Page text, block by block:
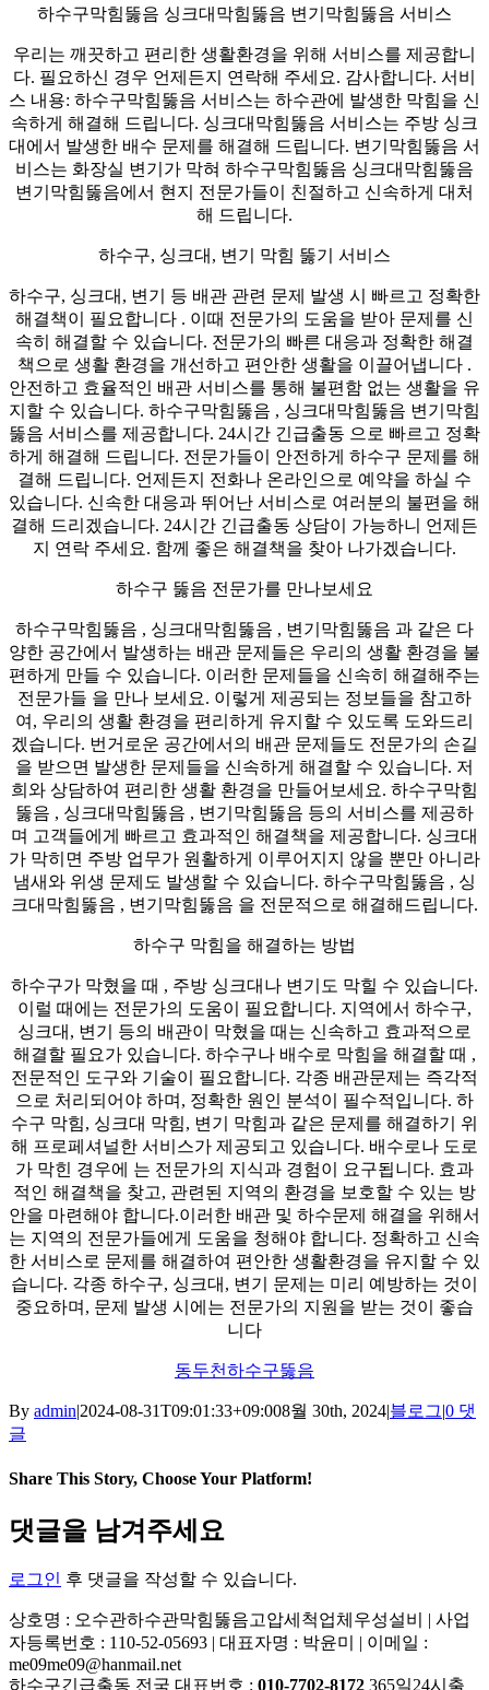
하수구막힘뚫음 싱크대막힘뚫음 변기막힘뚫음 서비스
우리는 깨끗하고 편리한 생활환경을 위해 서비스를 제공합니
다. 필요하신 경우 언제든지 연락해 주세요. 감사합니다. 서비
스 내용: 하수구막힘뚫음 서비스는 하수관에 발생한 막힘을 신
속하게 해결해 드립니다. 싱크대막힘뚫음 서비스는 주방 싱크
대에서 발생한 배수 문제를 해결해 드립니다. 변기막힘뚫음 서
비스는 화장실 변기가 막혀 하수구막힘뚫음 싱크대막힘뚫음
변기막힘뚫음에서 현지 전문가들이 친절하고 신속하게 대처
해 드립니다.
하수구, 싱크대, 변기 막힘 뚫기 서비스
하수구, 싱크대, 변기 등 배관 관련 문제 발생 시 빠르고 정확한
해결책이 필요합니다 . 이때 전문가의 도움을 받아 문제를 신
속히 해결할 수 있습니다. 전문가의 빠른 대응과 정확한 해결
책으로 생활 환경을 개선하고 편안한 생활을 이끌어냅니다 .
안전하고 효율적인 배관 서비스를 통해 불편함 없는 생활을 유
지할 수 있습니다. 하수구막힘뚫음 , 싱크대막힘뚫음 변기막힘
뚫음 서비스를 제공합니다. 24시간 긴급출동 으로 빠르고 정확
하게 해결해 드립니다. 전문가들이 안전하게 하수구 문제를 해
결해 드립니다. 언제든지 전화나 온라인으로 예약을 하실 수
있습니다. 신속한 대응과 뛰어난 서비스로 여러분의 불편을 해
결해 드리겠습니다. 24시간 긴급출동 상담이 가능하니 언제든
지 연락 주세요. 함께 좋은 해결책을 찾아 나가겠습니다.
하수구 뚫음 전문가를 만나보세요
하수구막힘뚫음 , 싱크대막힘뚫음 , 변기막힘뚫음 과 같은 다
양한 공간에서 발생하는 배관 문제들은 우리의 생활 환경을 불
편하게 만들 수 있습니다. 이러한 문제들을 신속히 해결해주는
전문가들 을 만나 보세요. 이렇게 제공되는 정보들을 참고하
여, 우리의 생활 환경을 편리하게 유지할 수 있도록 도와드리
겠습니다. 번거로운 공간에서의 배관 문제들도 전문가의 손길
을 받으면 발생한 문제들을 신속하게 해결할 수 있습니다. 저
희와 상담하여 편리한 생활 환경을 만들어보세요. 하수구막힘
뚫음 , 싱크대막힘뚫음 , 변기막힘뚫음 등의 서비스를 제공하
며 고객들에게 빠르고 효과적인 해결책을 제공합니다. 싱크대
가 막히면 주방 업무가 원활하게 이루어지지 않을 뿐만 아니라
냄새와 위생 문제도 발생할 수 있습니다. 하수구막힘뚫음 , 싱
크대막힘뚫음 , 변기막힘뚫음 을 전문적으로 해결해드립니다.
하수구 막힘을 해결하는 방법
하수구가 막혔을 때 , 주방 싱크대나 변기도 막힐 수 있습니다.
이럴 때에는 전문가의 도움이 필요합니다. 지역에서 하수구,
싱크대, 변기 등의 배관이 막혔을 때는 신속하고 효과적으로
해결할 필요가 있습니다. 하수구나 배수로 막힘을 해결할 때 ,
전문적인 도구와 기술이 필요합니다. 각종 배관문제는 즉각적
으로 처리되어야 하며, 정확한 원인 분석이 필수적입니다. 하
수구 막힘, 싱크대 막힘, 변기 막힘과 같은 문제를 해결하기 위
해 프로페셔널한 서비스가 제공되고 있습니다. 배수로나 도로
가 막힌 경우에 는 전문가의 지식과 경험이 요구됩니다. 효과
적인 해결책을 찾고, 관련된 지역의 환경을 보호할 수 있는 방
안을 마련해야 합니다.이러한 배관 및 하수문제 해결을 위해서
는 지역의 전문가들에게 도움을 청해야 합니다. 정확하고 신속
한 서비스로 문제를 해결하여 편안한 생활환경을 유지할 수 있
습니다. 각종 하수구, 싱크대, 변기 문제는 미리 예방하는 것이
중요하며, 문제 발생 시에는 전문가의 지원을 받는 것이 좋습
니다
동두천하수구뚫음
By admin|2024-08-31T09:01:33+09:008월 30th, 2024|블로그|0 댓
글
Share This Story, Choose Your Platform!
Facebook
X
Reddit
LinkedIn
Tumblr
Pinterest
Vk
이
메
댓글을 남겨주세요
로그인 후 댓글을 작성할 수 있습니다.
상호명 : 오수관하수관막힘뚫음고압세척업체우성설비 | 사업
자등록번호 : 110-52-05693 | 대표자명 : 박윤미 | 이메일 :
me09me09@hanmail.net
하수구긴급출동 전국 대표번호 : 010-7702-8172 365일24시출